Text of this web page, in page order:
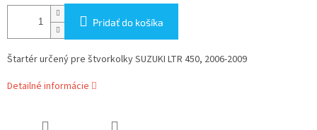
Pridať do košíka
Štartér určený pre štvorkolky SUZUKI LTR 450, 2006-2009
Detailné informácie